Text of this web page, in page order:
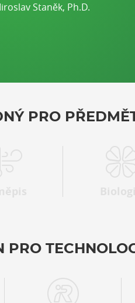
Staněk, Ph.D.
PRO
PRO